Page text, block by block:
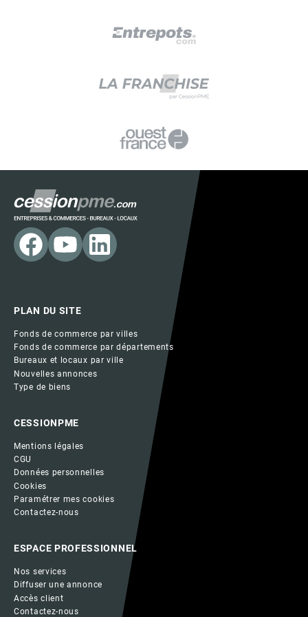
PLAN DU SITE
Fonds de commerce par villes
Fonds de commerce par départements
Bureaux et locaux par ville
Nouvelles annonces
Type de biens
CESSIONPME
Mentions légales
CGU
Données personnelles
Cookies
Paramétrer mes cookies
Contactez-nous
ESPACE PROFESSIONNEL
Nos services
Diffuser une annonce
Accès client
Contactez-nous